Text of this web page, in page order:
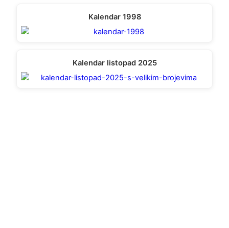
Kalendar 1998
Kalendar listopad 2025